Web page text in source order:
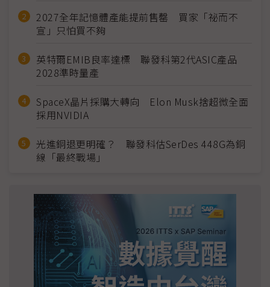
2027全年記憶體產能提前售罄 買家「祕而不
宣」只怕買不夠
英特爾EMIB良率達標 聯發科第2代ASIC產品
2028準時量產
SpaceX晶片採購大轉向 Elon Musk捨超微全面
採用NVIDIA
光進銅退更明確？ 聯發科估SerDes 448G為銅
線「最終戰場」